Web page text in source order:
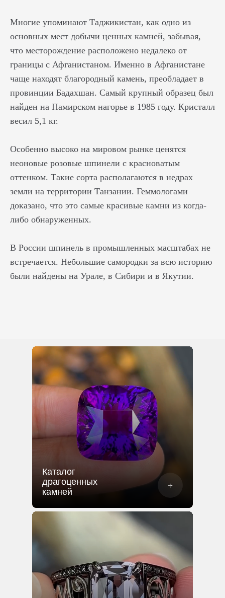
Многие упоминают Таджикистан, как одно из
основных мест добычи ценных камней, забывая,
что месторождение расположено недалеко от
границы с Афганистаном. Именно в Афганистане
чаще находят благородный камень, преобладает в
провинции Бадахшан. Самый крупный образец был
найден на Памирском нагорье в 1985 году. Кристалл
весил 5,1 кг.
Особенно высоко на мировом рынке ценятся
неоновые розовые шпинели с красноватым
оттенком. Такие сорта располагаются в недрах
земли на территории Танзании. Геммологами
доказано, что это самые красивые камни из когда-
либо обнаруженных.
В России шпинель в промышленных масштабах не
встречается. Небольшие самородки за всю историю
были найдены на Урале, в Сибири и в Якутии.
Каталог
драгоценных
камней